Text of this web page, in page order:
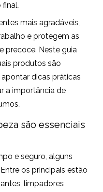
mais agradáveis,
e protegem as
precoce. Neste guia
produtos são
dicas práticas
a importância de
são essenciais
e seguro, alguns
os principais estão
limpadores